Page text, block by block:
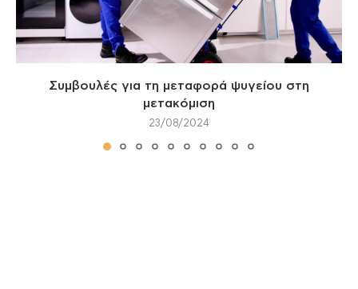
Συμβουλές για τη μεταφορά ψυγείου στη
μετακόμιση
23/08/2024